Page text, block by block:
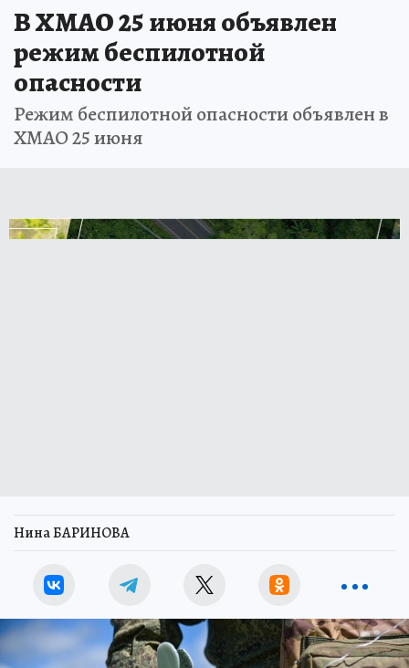
В ХМАО 25 июня объявлен
режим беспилотной
опасности
Режим беспилотной опасности объявлен в
ХМАО 25 июня
Нина БАРИНОВА